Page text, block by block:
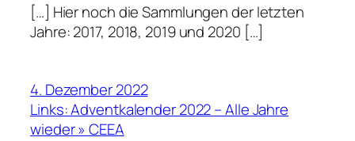
[…] Hier noch die Sammlungen der letzten
Jahre: 2017, 2018, 2019 und 2020 […]
4. Dezember 2022
Links: Adventkalender 2022 – Alle Jahre
wieder » CEEA